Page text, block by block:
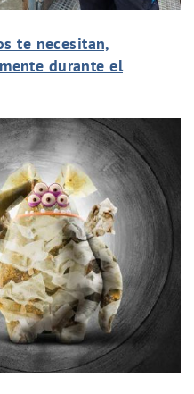
te necesitan,
durante el